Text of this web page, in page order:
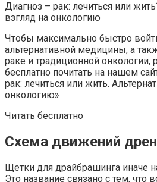
Диагноз – рак: лечиться или
взгляд на онкологию
Чтобы максимально быстро
альтернативной медицины, а
раке и традиционной
бесплатно почитать на нашем
рак: лечиться или жить.
онкологию»
Читать бесплатно
Схема движений
Щетки для драйбрашинга иначе
Это название связано с тем, что